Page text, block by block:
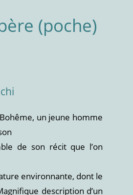
(poche)
un jeune homme
de son récit que l’on
environnante, dont le
description d’un